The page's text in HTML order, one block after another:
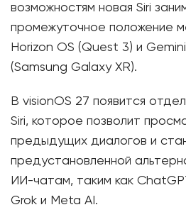
возможностям новая Siri
промежуточное положение
Horizon OS (Quest 3) и
(Samsung Galaxy XR).
В visionOS 27 появится
Siri, которое позволит
предыдущих диалогов и
предустановленной
ИИ-чатам, таким как
Grok и Meta AI.